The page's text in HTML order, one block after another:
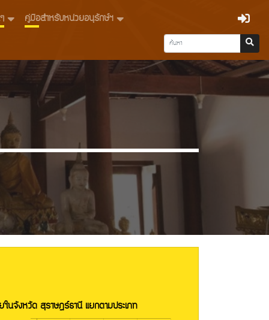
คู่มือสำหรับหน่วยอนุรักษ์ฯ